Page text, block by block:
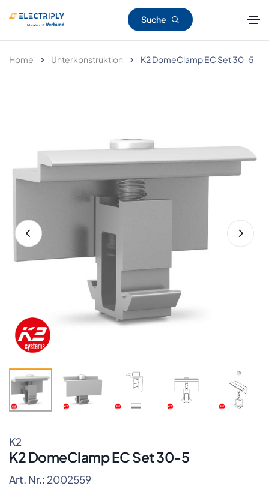
Suche
Home Unterkonstruktion K2 DomeClamp EC Set 30-5
K2
K2 DomeClamp EC Set 30-5
Art. Nr.: 2002559